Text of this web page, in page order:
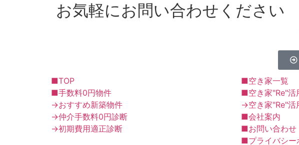
お気軽にお問い合わせください
■TOP
■手数料0円物件
→おすすめ新築物件
→仲介手数料0円診断
→初期費用適正診断
■空き家一覧
■空き家"Re"活
→空き家"Re"活
■会社案内
■お問い合わせ
■プライバシー